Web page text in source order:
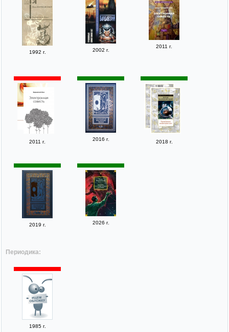
1992 г. 2002 г.
2011 г.
2011 г. 2016 г. 2018 г.
2019 г. 2026 г.
Периодика:
1985 г.